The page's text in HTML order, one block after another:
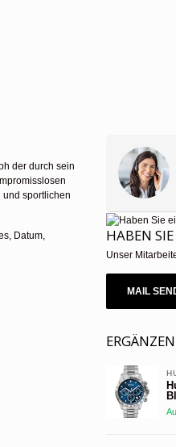
der durch sein
und sportlichen
Datum,
HABEN
Unser
MAIL